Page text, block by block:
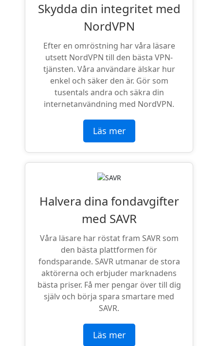
Skydda din integritet med
NordVPN
Efter en omröstning har våra läsare
utsett NordVPN till den bästa VPN-
tjänsten. Våra användare älskar hur
enkel och säker den är. Gör som
tusentals andra och säkra din
internetanvändning med NordVPN.
Läs mer
Halvera dina fondavgifter
med SAVR
Våra läsare har röstat fram SAVR som
den bästa plattformen för
fondsparande. SAVR utmanar de stora
aktörerna och erbjuder marknadens
bästa priser. Få mer pengar över till dig
själv och börja spara smartare med
SAVR.
Läs mer